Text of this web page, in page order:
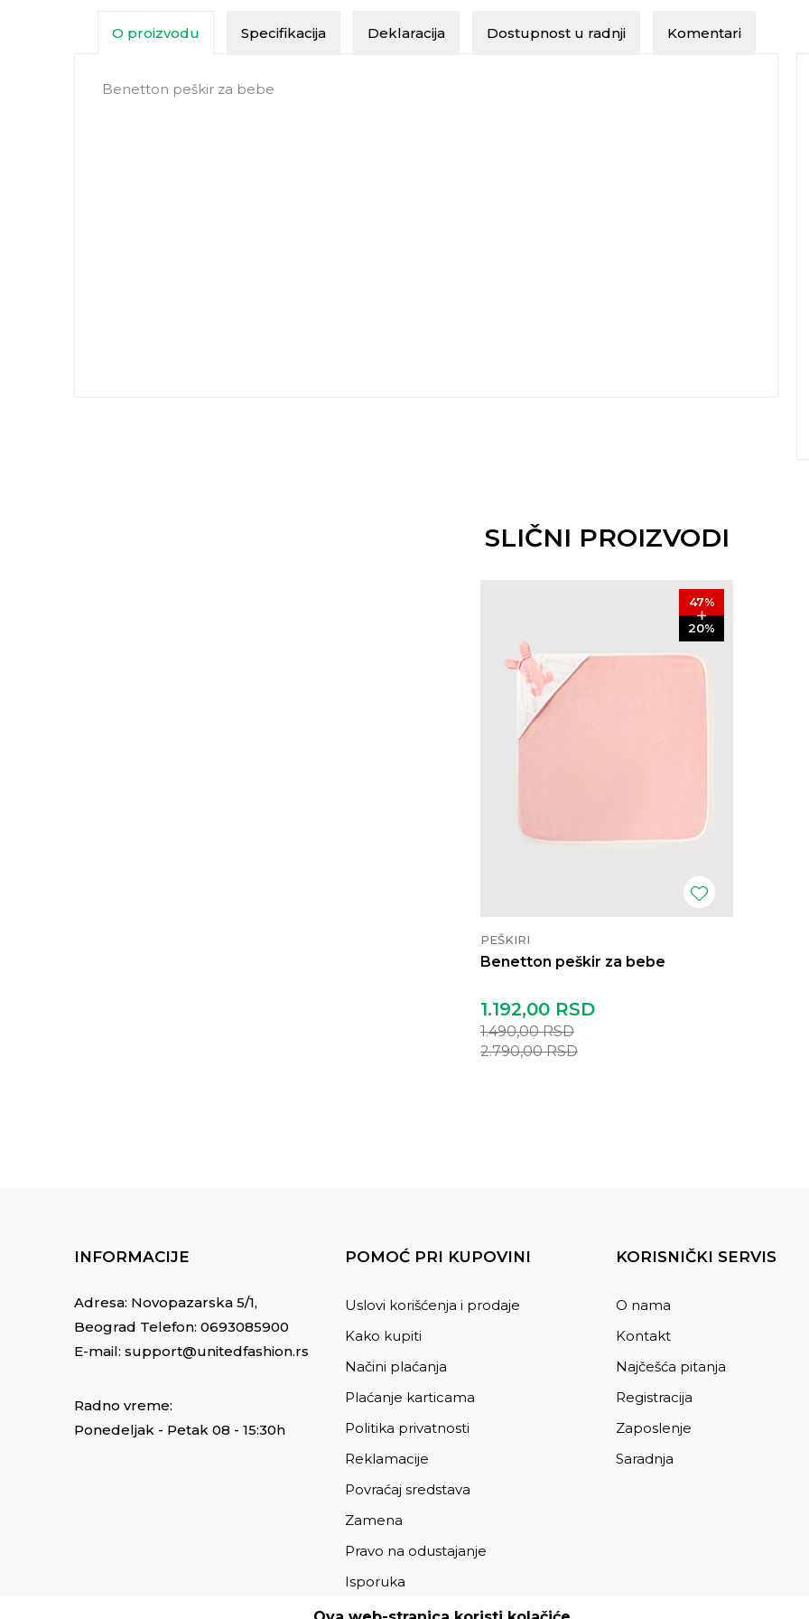
O proizvodu Specifikacija Deklaracija Dostupnost u radnji Komentari
Benetton peškir za bebe
SLIČNI PROIZVODI
47%
20%
PEŠKIRI
Benetton peškir za bebe
1.192,00 RSD
1.490,00RSD
2.790,00RSD
INFORMACIJE
Adresa: Novopazarska 5/1,
Beograd Telefon: 0693085900
E-mail: support@unitedfashion.rs
Radno vreme:
Ponedeljak - Petak 08 - 15:30h
POMOĆ PRI KUPOVINI
Uslovi korišćenja i prodaje
Kako kupiti
Načini plaćanja
Plaćanje karticama
Politika privatnosti
Reklamacije
Povraćaj sredstava
Zamena
Pravo na odustajanje
Isporuka
KORISNIČKI SERVIS
O nama
Kontakt
Najčešća pitanja
Registracija
Zaposlenje
Saradnja